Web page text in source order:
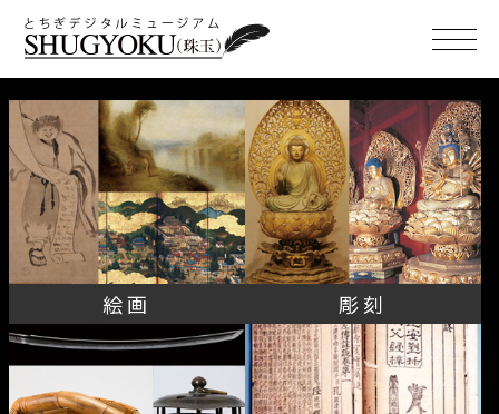
TOP
詳細にさがす
地図からさがす
カテゴリー
絵画 彫刻
工芸品
書跡・典籍・古文書
考古資料
無形文化財
民俗資料(有形・無形)
建造物
歴史資料
史跡・名勝
絵画 彫刻